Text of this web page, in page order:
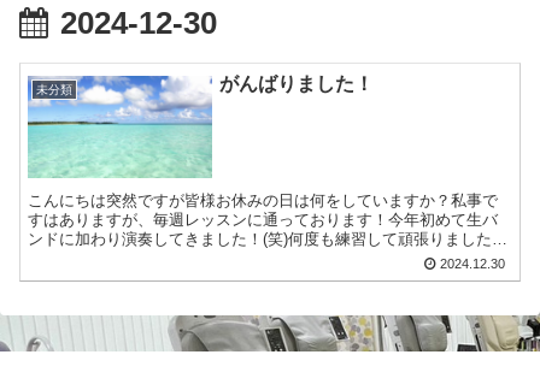
2024-12-30
未分類 がんばりました！
こんにちは突然ですが皆様お休みの日は何をしていますか？私事で
すはありますが、毎週レッスンに通っております！今年初めて生バ
ンドに加わり演奏してきました！(笑)何度も練習して頑張りました！
なんとか曲になってたかなぁ〜と思います！来年も練習して演...
2024.12.30